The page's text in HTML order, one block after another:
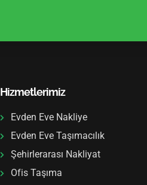
Hizmetlerimiz
Evden Eve Nakliye
Evden Eve Taşımacılık
Şehirlerarası Nakliyat
Ofis Taşıma